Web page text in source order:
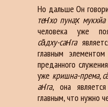
Но дальше Он
тен̇хо пунах̣
человека уже
са̄дху-сан̇га
главным
преданного
уже кришна-према,
ан̇га, она
главным, что нужно